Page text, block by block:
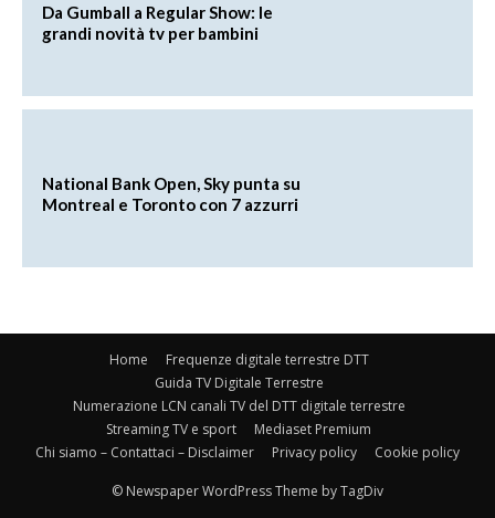
Da Gumball a Regular Show: le
grandi novità tv per bambini
National Bank Open, Sky punta su
Montreal e Toronto con 7 azzurri
Home
Frequenze digitale terrestre DTT
Guida TV Digitale Terrestre
Numerazione LCN canali TV del DTT digitale terrestre
Streaming TV e sport
Mediaset Premium
Chi siamo – Contattaci – Disclaimer
Privacy policy Cookie policy
© Newspaper WordPress Theme by TagDiv